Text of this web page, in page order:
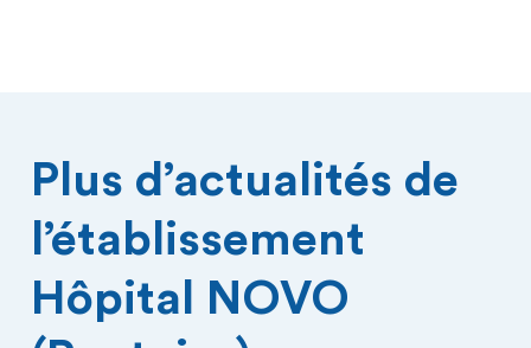
Plus d’actualités de
l’établissement
Hôpital NOVO